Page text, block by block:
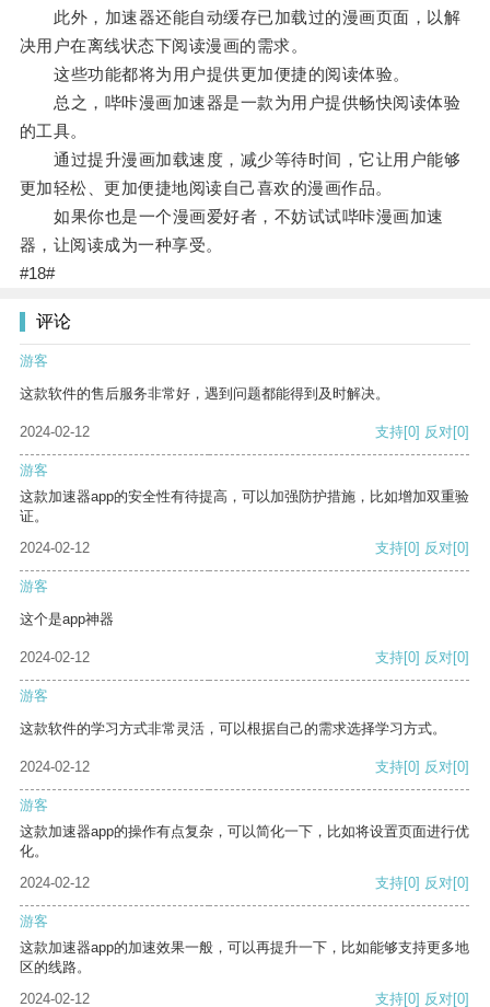
此外，加速器还能自动缓存已加载过的漫画页面，以解
决用户在离线状态下阅读漫画的需求。
这些功能都将为用户提供更加便捷的阅读体验。
总之，哔咔漫画加速器是一款为用户提供畅快阅读体验
的工具。
通过提升漫画加载速度，减少等待时间，它让用户能够
更加轻松、更加便捷地阅读自己喜欢的漫画作品。
如果你也是一个漫画爱好者，不妨试试哔咔漫画加速
器，让阅读成为一种享受。
#18#
评论
游客
这款软件的售后服务非常好，遇到问题都能得到及时解决。
2024-02-12 支持[0] 反对[0]
游客
这款加速器app的安全性有待提高，可以加强防护措施，比如增加双重验
证。
2024-02-12
支持[0] 反对[0]
游客
这个是app神器
2024-02-12 支持[0] 反对[0]
游客
这款软件的学习方式非常灵活，可以根据自己的需求选择学习方式。
2024-02-12 支持[0] 反对[0]
游客
这款加速器app的操作有点复杂，可以简化一下，比如将设置页面进行优
化。
2024-02-12
支持[0] 反对[0]
游客
这款加速器app的加速效果一般，可以再提升一下，比如能够支持更多地
区的线路。
2024-02-12
支持[0] 反对[0]